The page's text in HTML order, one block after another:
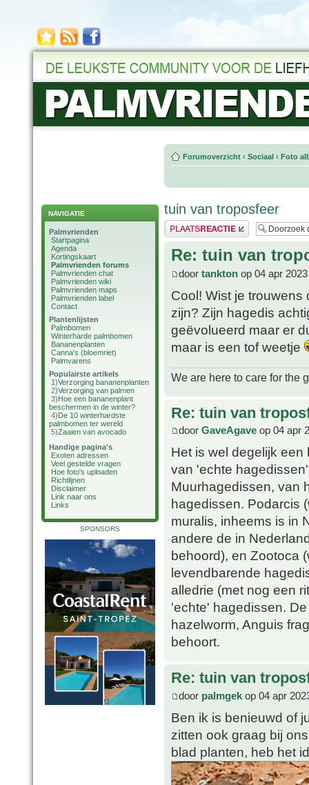
NAVIGATIE
Palmvrienden
Startpagina
Agenda
Kortingskaart
Palmvrienden forums
Palmvrienden chat
Palmvrienden wiki
Palmvrienden maps
Palmvrienden label
Contact
Plantenlijsten
Palmbomen
Winterharde palmbomen
Bananenplanten
Canna's (bloemriet)
Palmvarens
Populairste artikels
1)Verzorging bananenplanten
2)Verzorging van palmen
3)Hoe een bananenplant
beschermen in de winter?
4)De 10 winterhardste
palmbomen ter wereld
5)Zaaien van avocado
Handige pagina's
Exoten adressen
Veel gestelde vragen
Hoe foto's uploaden
Richtlijnen
Disclaimer
Link naar ons
Links
SPONSORS
Forumoverzicht ‹ Sociaal ‹ Foto
tuin van troposfeer
Plaats een reactie
Re: tuin van
door tankton op 04 apr
Cool! Wist je
zijn? Zijn hagedis
geëvolueerd maar er
maar is een tof weetje
We are here to care for the
Re: tuin van
door GaveAgave op 04 apr
Het is wel degelijk
van 'echte
Muurhagedissen, van
hagedissen. Podarcis
muralis, inheems is in
andere de in
behoord), en Zootoca
levendbarende
alledrie (met nog een
'echte' hagedissen.
hazelworm, Anguis
behoort.
Re: tuin van
door palmgek op 04 apr
Ben ik is benieuwd of
zitten ook graag bij
blad planten, heb het